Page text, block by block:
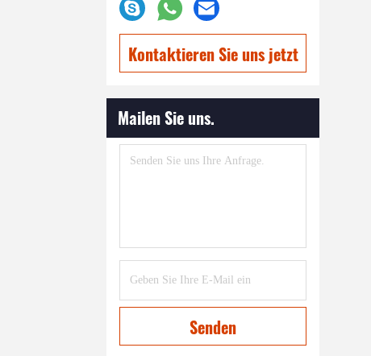
Kontaktieren Sie uns jetzt
Mailen Sie uns.
Senden